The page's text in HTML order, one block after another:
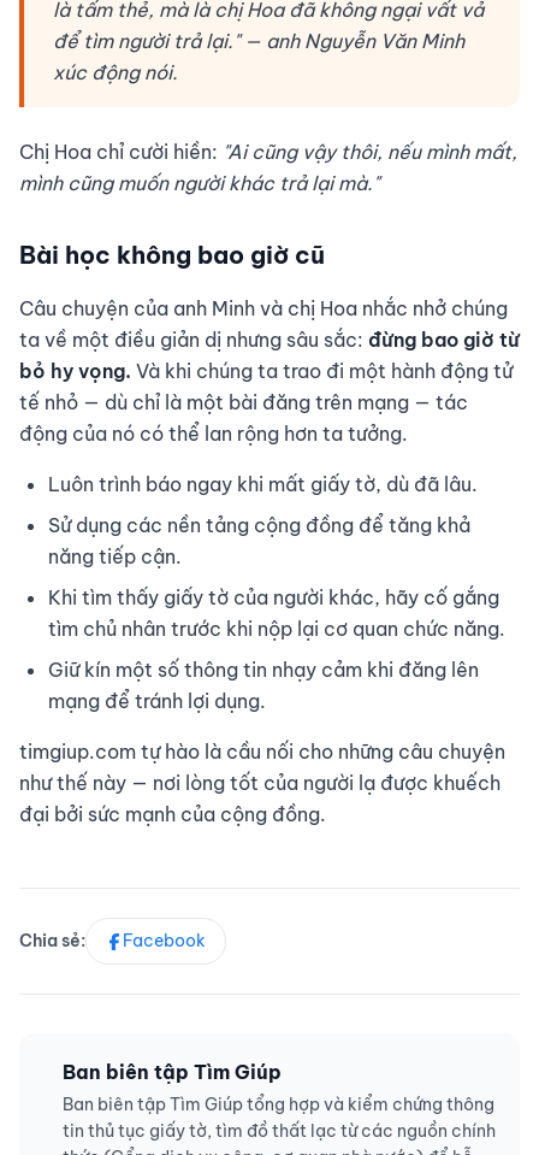
là tấm thẻ, mà là chị Hoa đã không ngại vất vả
để tìm người trả lại." — anh Nguyễn Văn Minh
xúc động nói.
Chị Hoa chỉ cười hiền: "Ai cũng vậy thôi, nếu mình mất,
mình cũng muốn người khác trả lại mà."
Bài học không bao giờ cũ
Câu chuyện của anh Minh và chị Hoa nhắc nhở chúng
ta về một điều giản dị nhưng sâu sắc: đừng bao giờ từ
bỏ hy vọng. Và khi chúng ta trao đi một hành động tử
tế nhỏ — dù chỉ là một bài đăng trên mạng — tác
động của nó có thể lan rộng hơn ta tưởng.
Luôn trình báo ngay khi mất giấy tờ, dù đã lâu.
Sử dụng các nền tảng cộng đồng để tăng khả
năng tiếp cận.
Khi tìm thấy giấy tờ của người khác, hãy cố gắng
tìm chủ nhân trước khi nộp lại cơ quan chức năng.
Giữ kín một số thông tin nhạy cảm khi đăng lên
mạng để tránh lợi dụng.
timgiup.com tự hào là cầu nối cho những câu chuyện
như thế này — nơi lòng tốt của người lạ được khuếch
đại bởi sức mạnh của cộng đồng.
Chia sẻ: Facebook
Ban biên tập Tìm Giúp
Ban biên tập Tìm Giúp tổng hợp và kiểm chứng thông
tin thủ tục giấy tờ, tìm đồ thất lạc từ các nguồn chính